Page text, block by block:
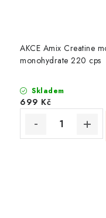
AKCE Amix Creatine
monohydrate 220 cps
Skladem
699 Kč